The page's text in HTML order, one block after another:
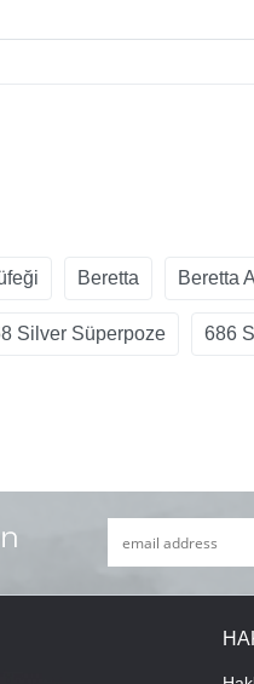
Beretta Beretta
Silver Süperpoze 686